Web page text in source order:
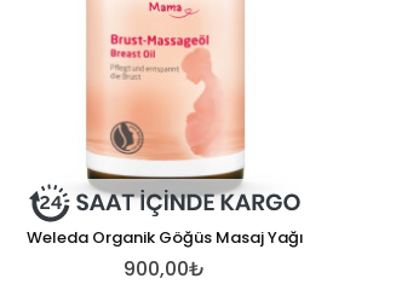
Weleda Organik Göğüs Masaj Yağı
900,00₺